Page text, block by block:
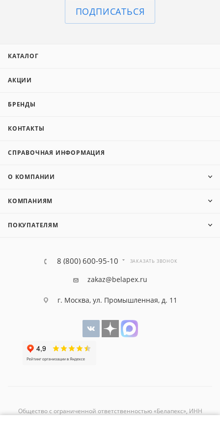
ПОДПИСАТЬСЯ
КАТАЛОГ
АКЦИИ
БРЕНДЫ
КОНТАКТЫ
СПРАВОЧНАЯ ИНФОРМАЦИЯ
О КОМПАНИИ
КОМПАНИЯМ
ПОКУПАТЕЛЯМ
8 (800) 600-95-10 ЗАКАЗАТЬ ЗВОНОК
zakaz@belapex.ru
г. Москва, ул. Промышленная, д. 11
Общество с ограниченной ответственностью «Белапекс», ИНН